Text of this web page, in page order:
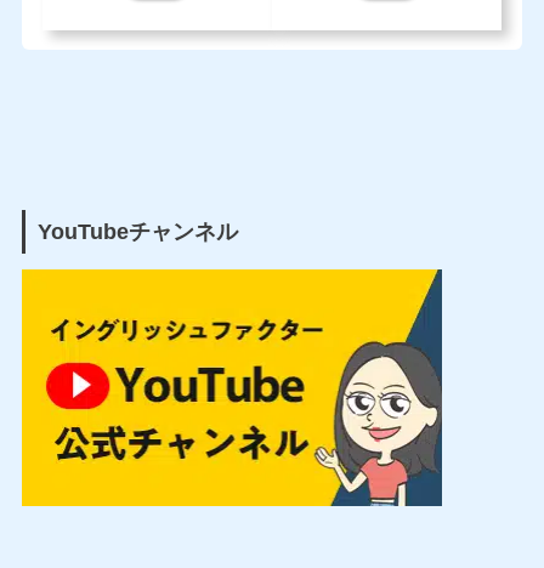
YouTubeチャンネル